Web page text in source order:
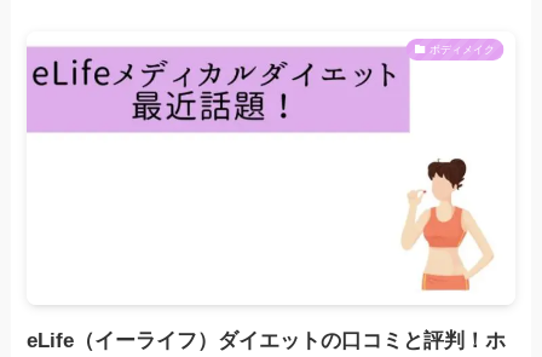
ボディメイク
eLife（イーライフ）ダイエットの口コミと評判！ホ